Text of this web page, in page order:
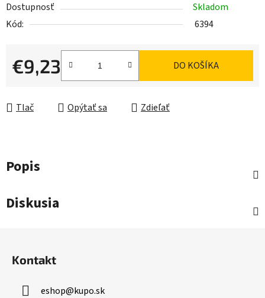
Dostupnosť
Skladom
Kód:
6394
€9,23
Jednotková cena:
DO KOŠÍKA
Tlač Opýtať sa Zdieľať
Popis
Diskusia
Kontakt
eshop@kupo.sk